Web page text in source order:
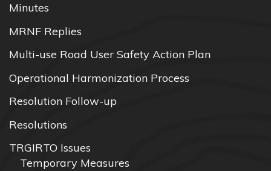
Minutes
MRNF Replies
Multi-use Road User Safety Action Plan
Operational Harmonization Process
Resolution Follow-up
Resolutions
TRGIRTO Issues
Temporary Measures